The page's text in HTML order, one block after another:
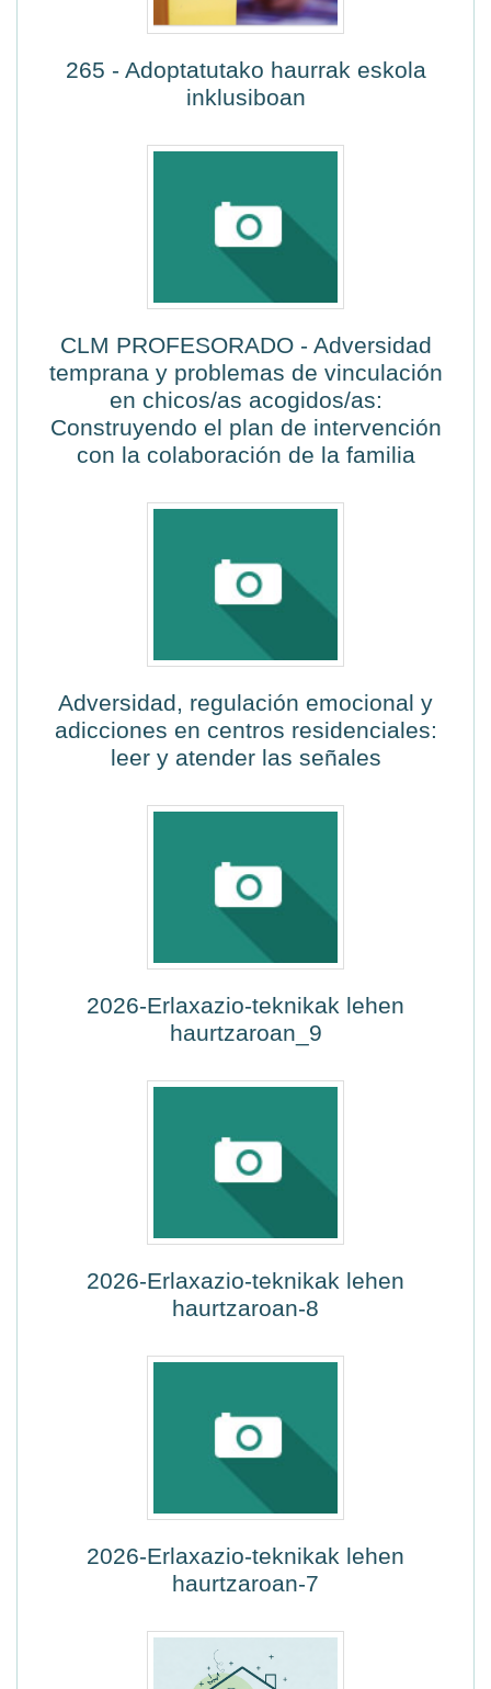
265 - Adoptatutako haurrak eskola
inklusiboan
CLM PROFESORADO - Adversidad
temprana y problemas de vinculación
en chicos/as acogidos/as:
Construyendo el plan de intervención
con la colaboración de la familia
Adversidad, regulación emocional y
adicciones en centros residenciales:
leer y atender las señales
2026-Erlaxazio-teknikak lehen
haurtzaroan_9
2026-Erlaxazio-teknikak lehen
haurtzaroan-8
2026-Erlaxazio-teknikak lehen
haurtzaroan-7